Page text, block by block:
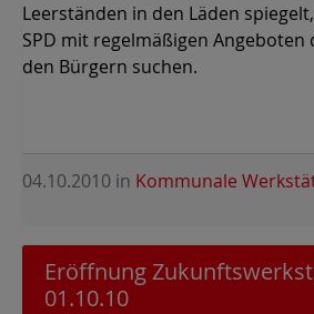
Leerständen in den Läden
SPD mit regelmäßigen Angeboten
den Bürgern suchen.
04.10.2010 in Kommunale
Eröffnung
01.10.10